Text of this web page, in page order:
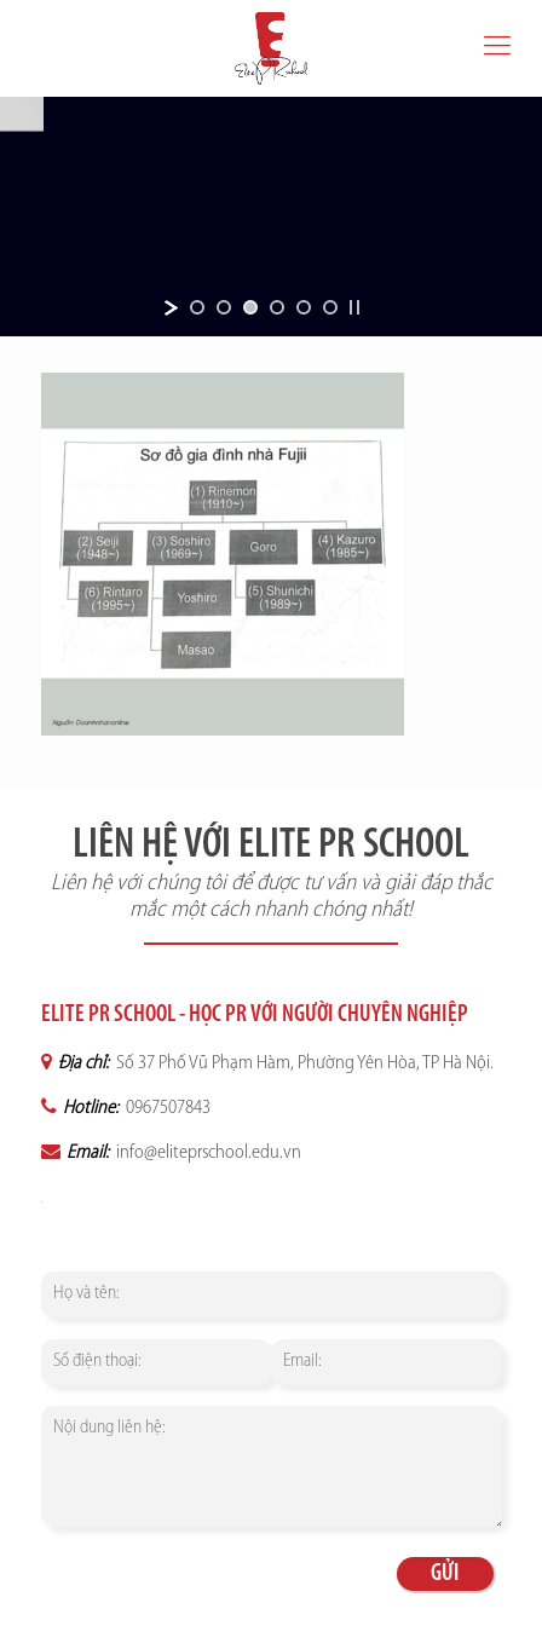
LIÊN HỆ VỚI ELITE PR SCHOOL
Liên hệ với chúng tôi để được tư vấn và giải đáp thắc
mắc một cách nhanh chóng nhất!
ELITE PR SCHOOL - HỌC PR VỚI NGƯỜI CHUYÊN NGHIỆP
Địa chỉ: Số 37 Phố Vũ Phạm Hàm, Phường Yên Hòa, TP Hà Nội.
Hotline: 0967507843
Email: info@eliteprschool.edu.vn